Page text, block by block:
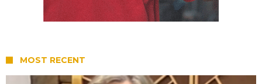
MOST RECENT